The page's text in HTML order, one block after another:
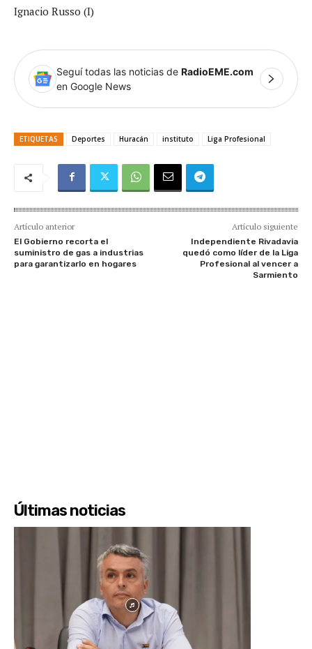
Ignacio Russo (I)
Seguí todas las noticias de RadioEME.com
en Google News
ETIQUETAS Deportes Huracán instituto Liga Profesional
Artículo anterior
El Gobierno recorta el
suministro de gas a industrias
para garantizarlo en hogares
Artículo siguiente
Independiente Rivadavia
quedó como líder de la Liga
Profesional al vencer a
Sarmiento
Últimas noticias